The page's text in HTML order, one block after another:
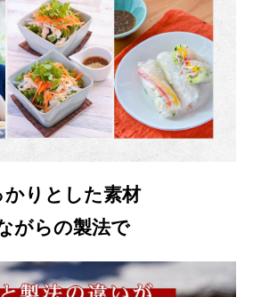
かりとした素材
がらの製法で